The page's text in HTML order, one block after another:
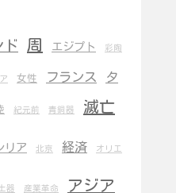
ド 周 エジプト 彩陶
女性 フランス タ
紀元前 青銅器 滅亡
リア 北京 経済 オリエ
器 産業革命 アジア